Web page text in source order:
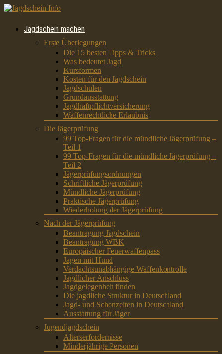
Jagdschein machen
Erste Überlegungen
Die 15 besten Tipps & Tricks
Was bedeutet Jagd
Kursformen
Kosten für den Jagdschein
Jagdschulen
Grundausstattung
Jagdhaftpflichtversicherung
Waffenrechtliche Erlaubnis
Die Jägerprüfung
99 Top-Fragen für die mündliche Jägerprüfung –
Teil 1
99 Top-Fragen für die mündliche Jägerprüfung –
Teil 2
Jägerprüfungsordnungen
Schriftliche Jägerprüfung
Mündliche Jägerprüfung
Praktische Jägerprüfung
Wiederholung der Jägerprüfung
Nach der Jägerprüfung
Beantragung Jagdschein
Beantragung WBK
Europäischer Feuerwaffenpass
Jagen mit Hund
Verdachtsunabhängige Waffenkontrolle
Jagdlicher Anschluss
Jagdgelegenheit finden
Die jagdliche Struktur in Deutschland
Jagd- und Schonzeiten in Deutschland
Ausstattung für Jäger
Jugendjagdschein
Alterserfordernisse
Minderjährige Personen